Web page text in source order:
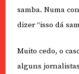
samba. Numa
dizer “isso dá
Muito cedo, o
alguns